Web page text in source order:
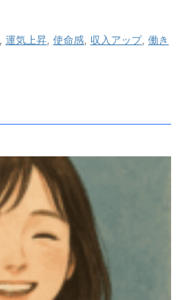
運気上昇 使命感 収入アップ, 働き